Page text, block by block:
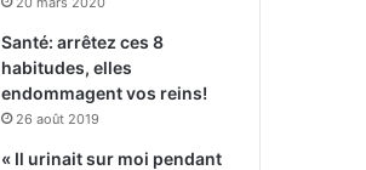
Santé: arrêtez ces 8
habitudes, elles
endommagent vos reins!
26 août 2019
« Il urinait sur moi pendant